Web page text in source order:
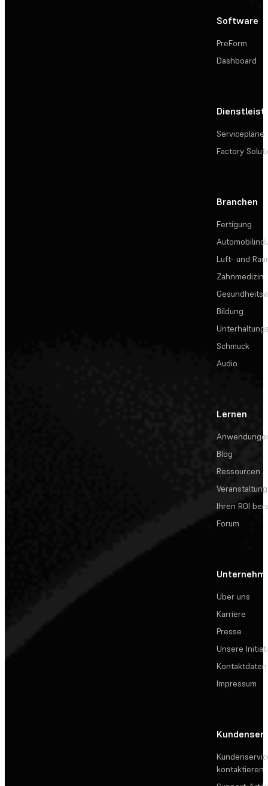
Software
PreForm
Dashboard
Servicepläne
Factory
Branchen
Fertigung
Luft- und
Zahnmedizin
Bildung
Schmuck
Audio
Lernen
Blog
Ressourcen
Ihren ROI
Forum
Über uns
Karriere
Presse
Unsere
Kontaktdaten
Impressum
kontaktieren